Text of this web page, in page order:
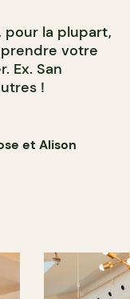
pour la plupart,
votre
Ex. San
!
et Alison